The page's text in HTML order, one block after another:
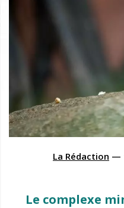
La Rédaction —
Le complexe